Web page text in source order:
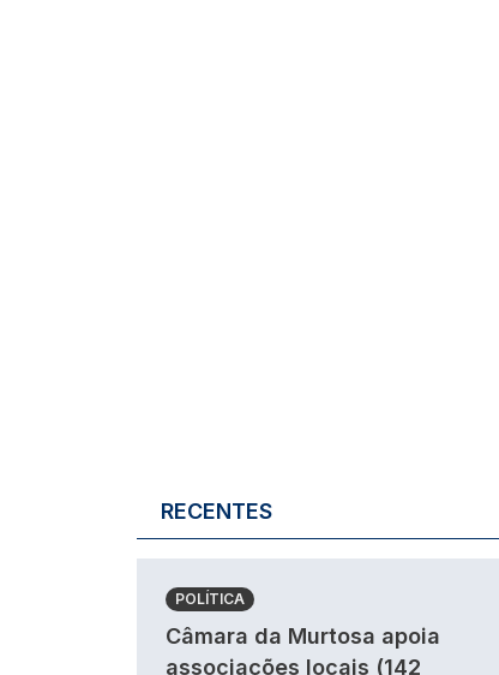
RECENTES
POLÍTICA
Câmara da Murtosa apoia
associações locais (142